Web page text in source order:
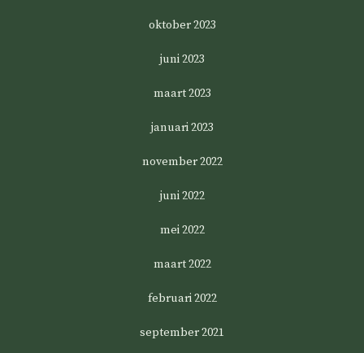
oktober 2023
juni 2023
maart 2023
januari 2023
november 2022
juni 2022
mei 2022
maart 2022
februari 2022
september 2021